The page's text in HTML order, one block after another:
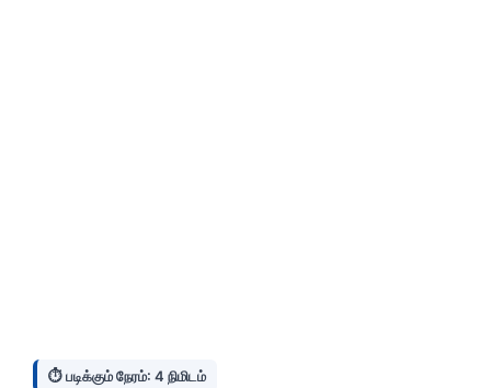
⏱️ படிக்கும் நேரம்: 4 நிமிடம்